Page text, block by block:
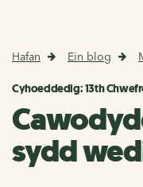
Hafan Ein blog
Cyhoeddedig: 13th
sydd